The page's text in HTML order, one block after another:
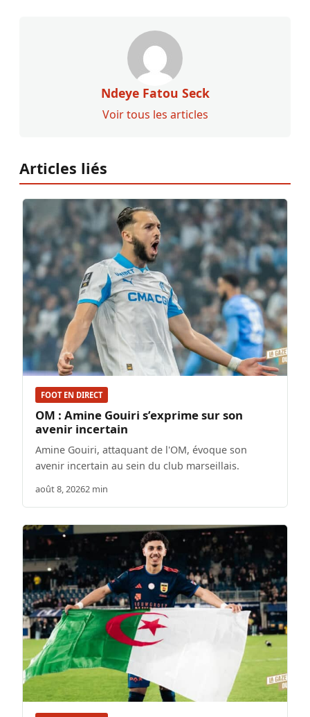
Ndeye Fatou Seck
Voir tous les articles
Articles liés
FOOT EN DIRECT
OM : Amine Gouiri s’exprime sur son
avenir incertain
Amine Gouiri, attaquant de l'OM, évoque son
avenir incertain au sein du club marseillais.
août 8, 20262 min